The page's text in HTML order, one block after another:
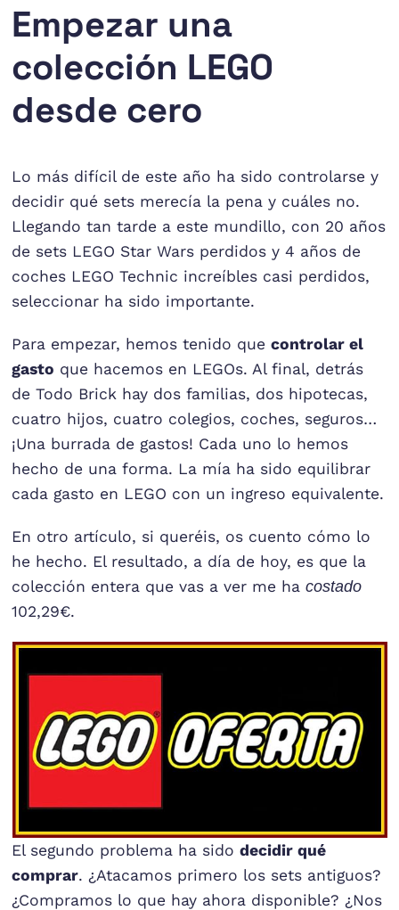
Empezar una
colección LEGO
desde cero
Lo más difícil de este año ha sido controlarse y
decidir qué sets merecía la pena y cuáles no.
Llegando tan tarde a este mundillo, con 20 años
de sets LEGO Star Wars perdidos y 4 años de
coches LEGO Technic increíbles casi perdidos,
seleccionar ha sido importante.
Para empezar, hemos tenido quecontrolar el
gasto que hacemos en LEGOs. Al final, detrás
de Todo Brick hay dos familias, dos hipotecas,
cuatro hijos, cuatro colegios, coches, seguros…
¡Una burrada de gastos! Cada uno lo hemos
hecho de una forma. La mía ha sido equilibrar
cada gasto en LEGO con un ingreso equivalente.
En otro artículo, si queréis, os cuento cómo lo
he hecho. El resultado, a día de hoy, es que la
colección entera que vas a ver me hacostado
102,29€.
El segundo problema ha sidodecidir qué
comprar. ¿Atacamos primero los sets antiguos?
¿Compramos lo que hay ahora disponible? ¿Nos